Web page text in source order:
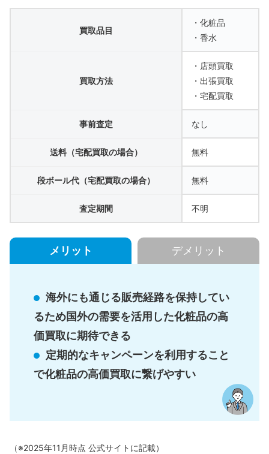
買取品目
・化粧品
・香水
買取方法
・店頭買取
・出張買取
・宅配買取
事前査定 なし
送料（宅配買取の場合） 無料
段ボール代（宅配買取の場合） 無料
査定期間 不明
メリット デメリット
海外にも通じる販売経路を保持してい
るため国外の需要を活用した化粧品の高
価買取に期待できる
定期的なキャンペーンを利用すること
で化粧品の高価買取に繋げやすい
（※2025年11月時点 公式サイトに記載）